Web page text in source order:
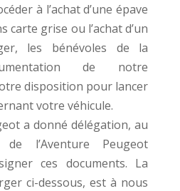
à l’achat d’une épave
carte grise ou l’achat d’un
les bénévoles de la
de notre
disposition pour lancer
votre véhicule.
a donné délégation, au
l’Aventure Peugeot
ces documents. La
ci-dessous, est à nous